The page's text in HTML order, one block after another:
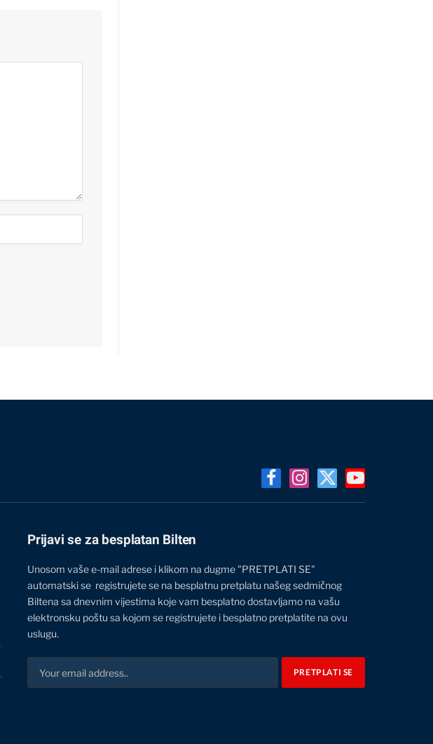
FacebookInstagram
X
(Twitter)
YouTube
Prijavi se za besplatan Bilten
Unosom vaše e-mail adrese i klikom na dugme "PRETPLATI SE"
automatski se registrujete se na besplatnu pretplatu našeg sedmičnog
Biltena sa dnevnim vijestima koje vam besplatno dostavljamo na vašu
elektronsku poštu sa kojom se registrujete i besplatno pretplatite na ovu
uslugu.